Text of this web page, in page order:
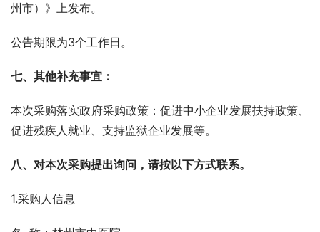
州市）》上发布。
公告期限为3个工作日。
七、其他补充事宜：
本次采购落实政府采购政策：促进中小企业发展扶持政策、
促进残疾人就业、支持监狱企业发展等。
八、对本次采购提出询问，请按以下方式联系。
1.采购人信息